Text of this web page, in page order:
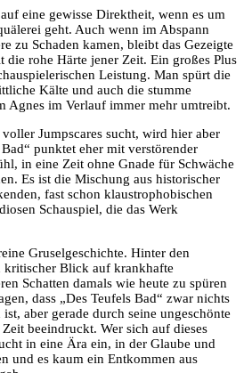
eine gewisse Direktheit, wenn es um
geht. Auch wenn im Abspann
zu Schaden kamen, bleibt das Gezeigte
rohe Härte jener Zeit. Ein großes Plus
Leistung. Man spürt die
Kälte und auch die stumme
Agnes im Verlauf immer mehr umtreibt.
Jumpscares sucht, wird hier aber
punktet eher mit verstörender
in eine Zeit ohne Gnade für Schwäche
Es ist die Mischung aus historischer
fast schon klaustrophobischen
Schauspiel, die das Werk
Gruselgeschichte. Hinter den
Blick auf krankhafte
Schatten damals wie heute zu spüren
dass „Des Teufels Bad“ zwar nichts
aber gerade durch seine ungeschönte
beeindruckt. Wer sich auf dieses
in eine Ära ein, in der Glaube und
und es kaum ein Entkommen aus